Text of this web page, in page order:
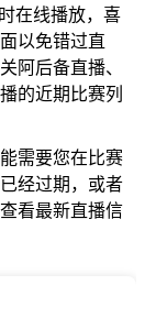
在线播放，喜
以免错过直
阿后备直播、
的近期比赛列
需要您在比赛
经过期，或者
看最新直播信